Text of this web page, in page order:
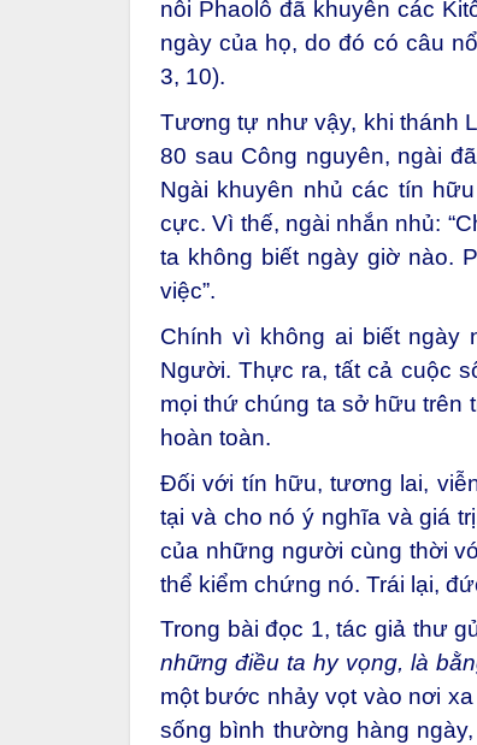
cảnh này. Và rồi, tháng, năm
nỗi Phaolô đã khuyên các
ngày của họ, do đó có câu
3, 10).
Tương tự như vậy, khi thánh
80 sau Công nguyên, ngài
Ngài khuyên nhủ các tín
cực. Vì thế, ngài nhắn nhủ:
ta không biết ngày giờ nào.
việc”.
Chính vì không ai biết ngày
Người. Thực ra, tất cả cuộc
mọi thứ chúng ta sở hữu trên
hoàn toàn.
Đối với tín hữu, tương lai,
tại và cho nó ý nghĩa và giá
của những người cùng thời
thể kiểm chứng nó. Trái lại,
Trong bài đọc 1, tác giả thư
những điều ta hy vọng, là